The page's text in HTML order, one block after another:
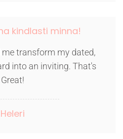
kindlasti minna!
me transform my dated,
into an inviting. That's
Great!
Heleri